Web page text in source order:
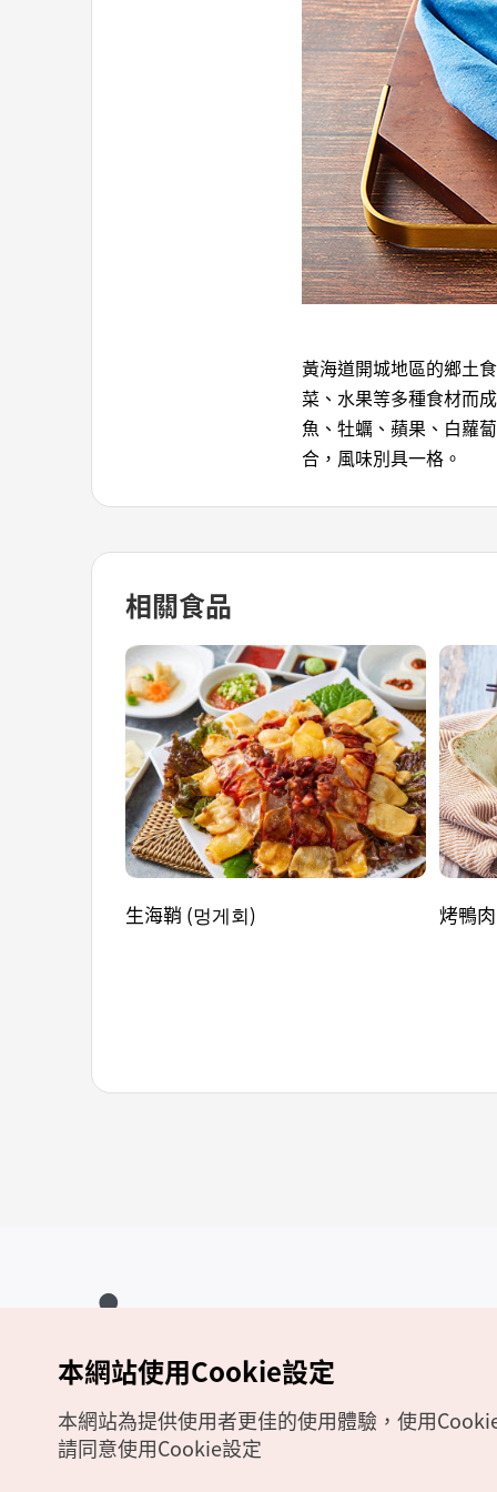
黃海道開城地區的鄉土
菜、水果等多種食材而
魚、牡蠣、蘋果、白蘿
合，風味別具一格。
相關食品
生海鞘 (멍게회) 烤鴨
Copyrights (c) 韓國觀光公社版權所有
如有相關疑問或建議，歡迎來信至官方信箱
本網站使用Cookie設定
本網站為提供使用者更佳的使用體驗，使用
請同意使用Cookie設定